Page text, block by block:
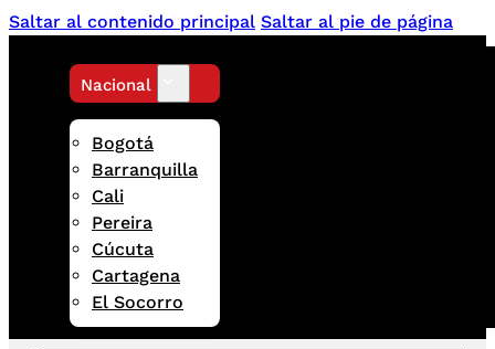
Saltar al contenido principal Saltar al pie de página
Nacional
Bogotá
Barranquilla
Cali
Pereira
Cúcuta
Cartagena
El Socorro